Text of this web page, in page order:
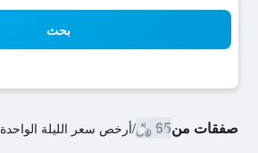
بحث
صفقات من65 ﷼ /أرخص سعر الليلة الواحدة